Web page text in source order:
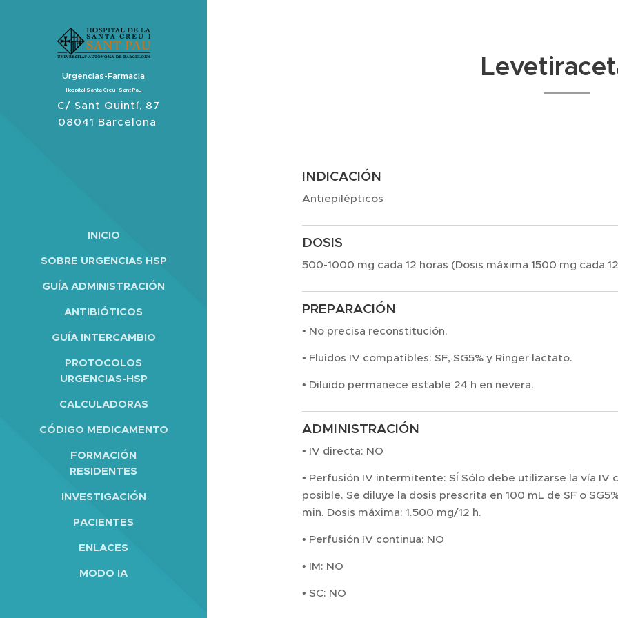
Urgencias-Farmacia
Hospital Santa Creu i Sant Pau
C/ Sant Quintí, 87
08041 Barcelona
INICIO
SOBRE URGENCIAS HSP
GUÍA ADMINISTRACIÓN
ANTIBIÓTICOS
GUÍA INTERCAMBIO
PROTOCOLOS
URGENCIAS-HSP
CALCULADORAS
CÓDIGO MEDICAMENTO
FORMACIÓN
RESIDENTES
INVESTIGACIÓN
PACIENTES
ENLACES
MODO IA
INDICACIÓN
Antiepilépticos
DOSIS
500-1000 mg cada 12 horas (Dosis máxima 1500 mg cada
PREPARACIÓN
• No precisa reconstitución.
• Fluidos IV compatibles: SF, SG5% y Ringer lactato.
• Diluido permanece estable 24 h en nevera.
ADMINISTRACIÓN
• IV directa: NO
• Perfusión IV intermitente: SÍ Sólo debe utilizarse la vía IV
posible. Se diluye la dosis prescrita en 100 mL de SF o
min. Dosis máxima: 1.500 mg/12 h.
• Perfusión IV continua: NO
• IM: NO
• SC: NO